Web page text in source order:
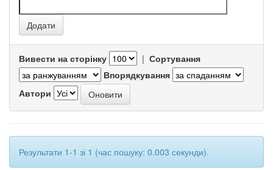
Вивести на сторінку | Сортування
Впорядкування
Автори
Результати 1-1 зі 1 (час пошуку: 0.003 секунди).